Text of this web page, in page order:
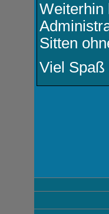
Weiterhin
Sitten
Viel